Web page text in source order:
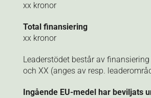
xx kronor
Total finansiering
xx kronor
Leaderstödet består av
och XX (anges av resp.
Ingående EU-medel har beviljats